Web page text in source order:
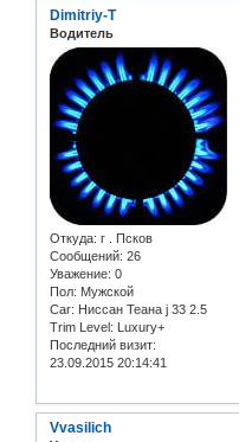
Dimitriy-T
Водитель
Откуда: г . Псков
Сообщений: 26
Уважение: 0
Пол: Мужской
Car: Ниссан Теана j 33 2.5
Trim Level: Luxury+
Последний визит:
23.09.2015 20:14:41
Vvasilich